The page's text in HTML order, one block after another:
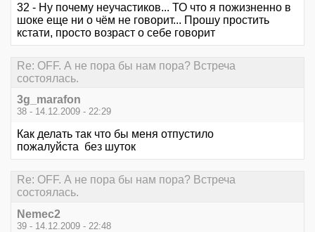
32 - Ну почему неучастиков... ТО что я пожизненно в
шоке еще ни о чём не говорит... Прошу простить
кстати, просто возраст о себе говорит
Re: OFF. А не пора бы нам пора? Встреча
состоялась.
3g_marafon
38 - 14.12.2009 - 22:29
Как делать так что бы меня отпустило
пожалуйста без шуток
Re: OFF. А не пора бы нам пора? Встреча
состоялась.
Nemec2
39 - 14.12.2009 - 22:48